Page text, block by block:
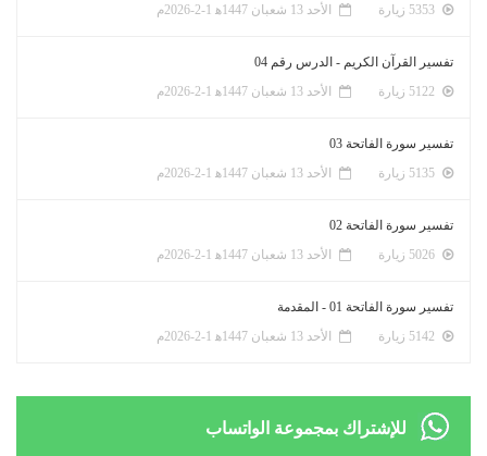
الأحد 13 شعبان 1447ﻫ 1-2-2026م
تفسير القرآن الكريم - الدرس رقم 04
الأحد 13 شعبان 1447ﻫ 1-2-2026م
تفسير سورة الفاتحة 03
الأحد 13 شعبان 1447ﻫ 1-2-2026م
تفسير سورة الفاتحة 02
الأحد 13 شعبان 1447ﻫ 1-2-2026م
تفسير سورة الفاتحة 01 - المقدمة
الأحد 13 شعبان 1447ﻫ 1-2-2026م
للإشتراك بمجموعة الواتساب